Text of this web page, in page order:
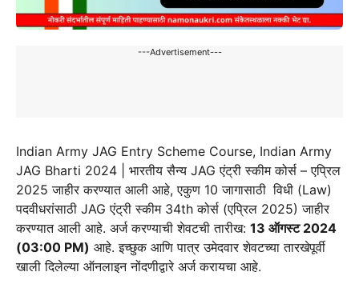
---Advertisement---
Indian Army JAG Entry Scheme Course, Indian Army
JAG Bharti 2024 | भारतीय सैन्य JAG एंट्री स्कीम कोर्स – एप्रिल
2025जाहीर करण्यात आली आहे, एकुण 10 जागासाठी विधी (Law)
पदवीधरांसाठी JAG एंट्री स्कीम 34th कोर्स (एप्रिल 2025) जाहीर
करण्यात आली आहे. अर्ज करण्याची शेवटची तारीख: 13 ऑगस्ट 2024
(03:00 PM) आहे. इच्छुक आणि पात्र उमेदवार शेवटच्या तारखेपूर्वी
खाली दिलेल्या ऑनलाइन नोंदणीद्वारे अर्ज करायचा आहे.